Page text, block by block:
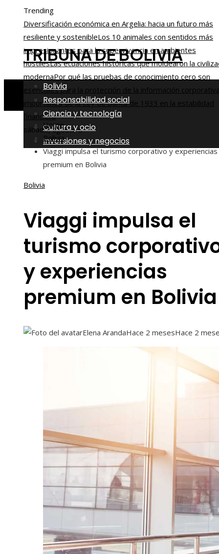
Trending
Diversificación económica en Argelia: hacia un futuro más
resiliente y sostenibleLos 10 animales con sentidos más
impresionantes para la supervivencia en ambientes
hostilesLas ecuaciones históricas que moldearon la
modernaPor qué las pruebas de conocimiento cero son
esenciales para la protección de la información
importancia de la Ley de Banca de 1933 en la estabilidad
financiera
sábado, agosto 8
TRIBUNA DE BOLIVIA
Bolivia
Responsabilidad social
Ciencia y tecnología
Cultura y ocio
Inversiones y negocios
Home
Bolivia
Viaggi impulsa el turismo corporativo y experiencias
premium en Bolivia
Bolivia
Viaggi impulsa el
turismo
y experiencias
premium en Bolivia
Elena ArandaHace 2 mesesHace 2